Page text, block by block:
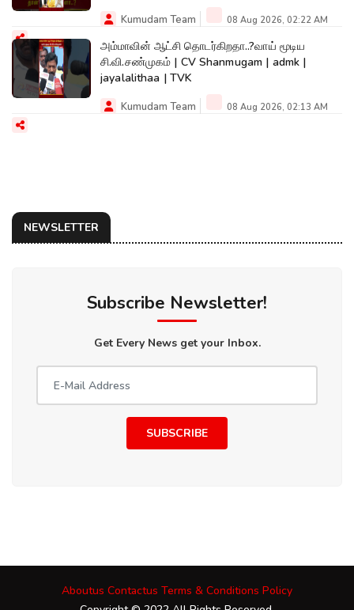
Kumudam Team 08 Aug 2026, 02:22 AM
அம்மாவின் ஆட்சி தொடர்கிறதா..?வாய் மூடிய
சி.வி.சண்முகம் | CV Shanmugam | admk |
jayalalithaa | TVK
Kumudam Team 08 Aug 2026, 02:13 AM
NEWSLETTER
Subscribe Newsletter!
Get Every News get your Inbox.
SUBSCRIBE
Aboutus Contactus Terms & Conditions Policy